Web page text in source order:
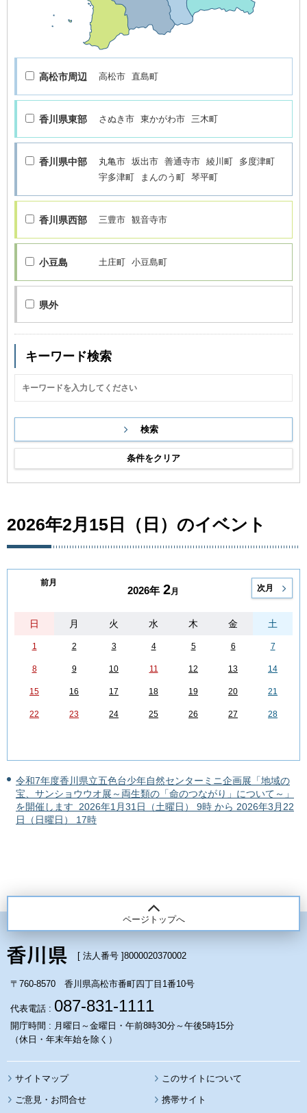
高松市周辺 高松市 直島町
香川県東部 さぬき市 東かがわ市 三木町
香川県中部 丸亀市 坂出市 善通寺市 綾川町
多度津町
宇多津町
まんのう町 琴平町
香川県西部 三豊市 観音寺市
小豆島 土庄町 小豆島町
県外
キーワード検索
条件をクリア
2026年2月15日（日）のイベント
前月
2026年 2月 次月
日 月 火 水 木 金 土
1 2 3 4 5 6 7
8 9 10 11 12 13 14
15 16 17 18 19 20 21
22 23 24 25 26 27 28
令和7年度香川県立五色台少年自然センターミニ企画展「地域の
宝、サンショウウオ展～両生類の「命のつながり」について～」
を開催します 2026年1月31日（土曜日） 9時 から 2026年3月22
日（日曜日） 17時
ページトップへ
[ 法人番号 ]8000020370002
〒760-8570 香川県高松市番町四丁目1番10号
代表電話 : 087-831-1111
開庁時間 : 月曜日～金曜日・午前8時30分～午後5時15分
（休日・年末年始を除く）
サイトマップ このサイトについて
携帯サイト